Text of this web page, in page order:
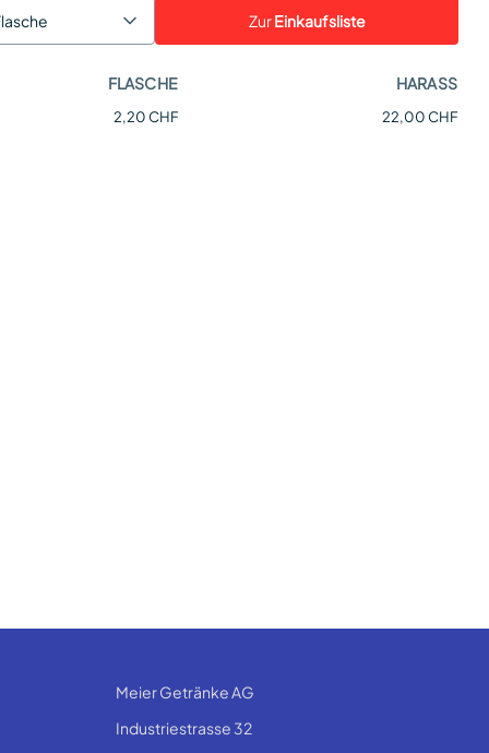
ZurEinkaufsliste
FLASCHE HARASS
2,20 CHF 22,00 CHF
Meier Getränke AG
Industriestrasse 32